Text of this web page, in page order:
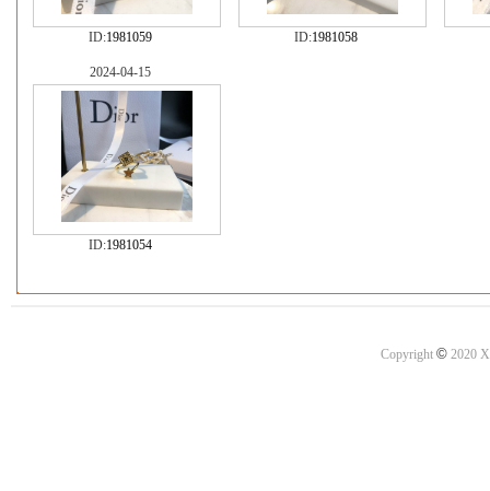
ID:1981059 ID:1981058
2024-04-15
ID:1981054
Copyright ©2020